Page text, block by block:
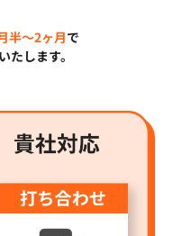
半〜2ヶ月で
します。